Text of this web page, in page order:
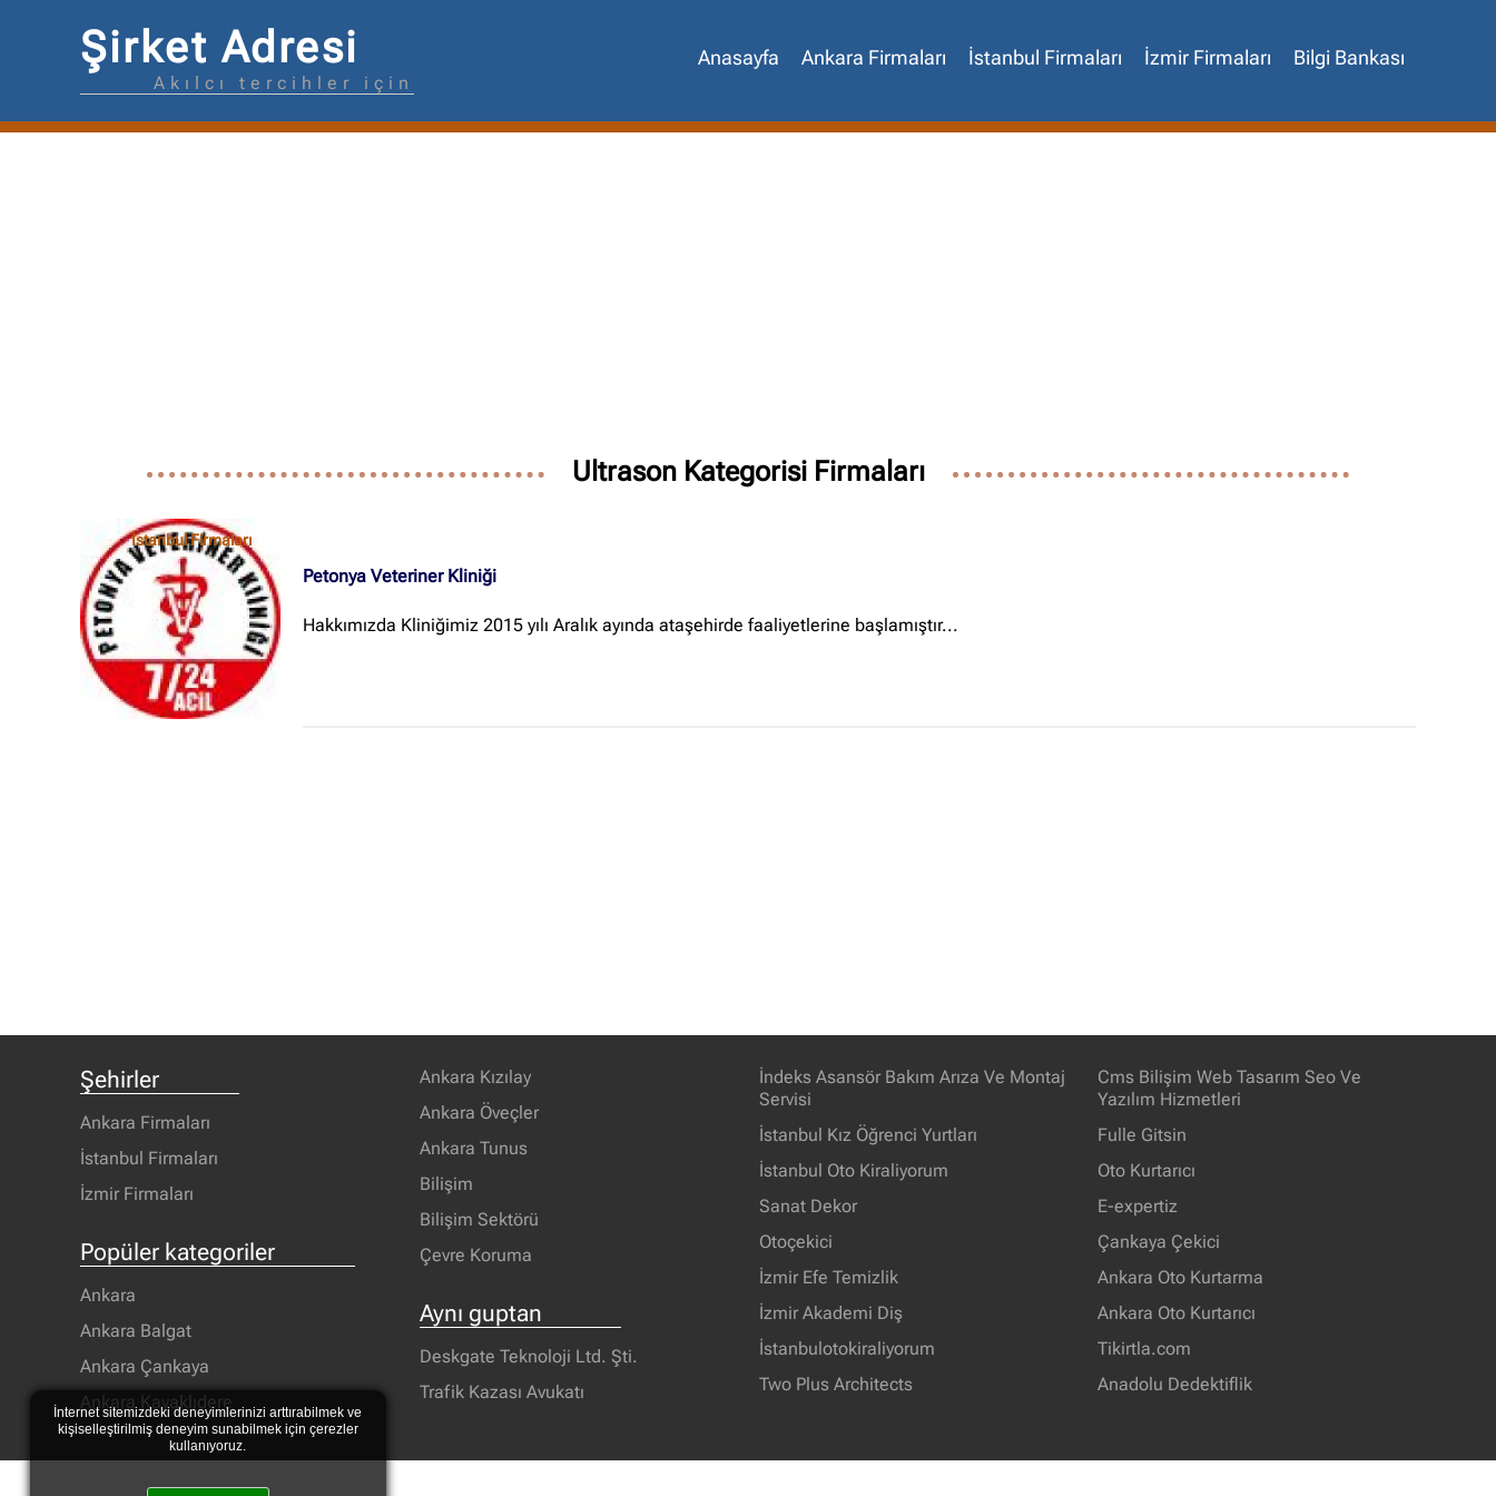
Şirket Adresi
Akılcı tercihler için
Anasayfa Ankara Firmaları İstanbul Firmaları İzmir Firmaları Bilgi Bankası
Ultrason Kategorisi Firmaları
İstanbul Firmaları
Petonya Veteriner Kliniği
Hakkımızda Kliniğimiz 2015 yılı Aralık ayında ataşehirde faaliyetlerine başlamıştır...
Şehirler
Ankara Firmaları
İstanbul Firmaları
İzmir Firmaları
Popüler kategoriler
Ankara
Ankara Balgat
Ankara Çankaya
Ankara Kavaklıdere
Ankara Kızılay
Ankara Öveçler
Ankara Tunus
Bilişim
Bilişim Sektörü
Çevre Koruma
Aynı guptan
Deskgate Teknoloji Ltd. Şti.
Trafik Kazası Avukatı
İndeks Asansör Bakım Arıza Ve Montaj
Servisi
İstanbul Kız Öğrenci Yurtları
İstanbul Oto Kiraliyorum
Sanat Dekor
Otoçekici
İzmir Efe Temizlik
İzmir Akademi Diş
İstanbulotokiraliyorum
Two Plus Architects
Cms Bilişim Web Tasarım Seo Ve
Yazılım Hizmetleri
Fulle Gitsin
Oto Kurtarıcı
E-expertiz
Çankaya Çekici
Ankara Oto Kurtarma
Ankara Oto Kurtarıcı
Tikirtla.com
Anadolu Dedektiflik
İçerik grupları
İnternet sitemizdeki deneyimlerinizi arttırabilmek ve
kişiselleştirilmiş deneyim sunabilmek için çerezler
kullanıyoruz.